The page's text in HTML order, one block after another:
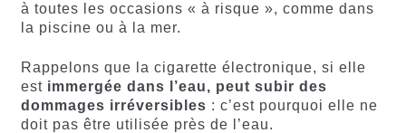
à toutes les occasions « à risque », comme dans
la piscine ou à la mer.
Rappelons que la cigarette électronique, si elle
est immergée dans l’eau, peut subir des
dommages irréversibles : c’est pourquoi elle ne
doit pas être utilisée près de l’eau.